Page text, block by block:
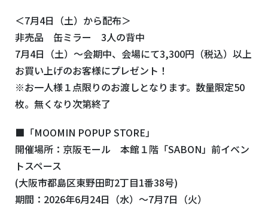
＜7月4日（土）から配布＞
非売品 缶ミラー 3人の背中
7月4日（土）～会期中、会場にて3,300円（税込）以上
お買い上げのお客様にプレゼント！
※お一人様１点限りのお渡しとなります。数量限定50
枚。無くなり次第終了
■「MOOMIN POPUP STORE」
開催場所：京阪モール 本館１階「SABON」前イベン
トスペース
(大阪市都島区東野田町2丁目1番38号)
期間：2026年6月24日（水）〜7月7日（火）